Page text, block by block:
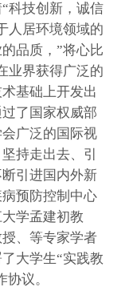
科技创新，诚信
人居环境领域的
品质，”将心比
业界获得广泛的
基础上开发出
了国家权威部
广泛的国际视
持走出去、引
引进国内外新
预防控制中心
学孟建初教
、等专家学者
大学生“实践教
议。